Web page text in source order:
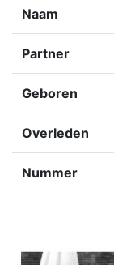
Naam
Partner
Geboren
Overleden
Nummer